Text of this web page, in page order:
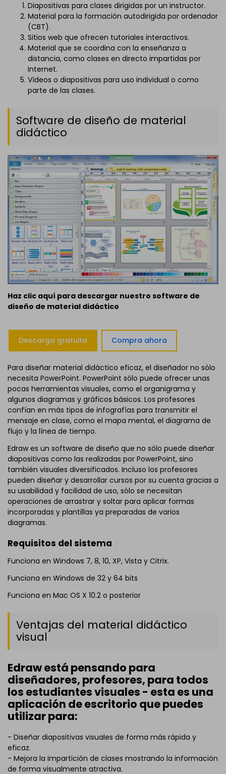
Diapositivas para clases dirigidas por un instructor.
Material para la formación autodirigida por ordenador
(CBT).
Sitios web que ofrecen tutoriales interactivos.
Material que se coordina con la enseñanza a
distancia, como clases en directo impartidas por
Internet.
Vídeos o diapositivas para uso individual o como
parte de las clases.
Software de diseño de material
didáctico
Haz clic aquí para descargar nuestro software de
diseño de material didáctico
Descarga gratuita Compra ahora
Para diseñar material didáctico eficaz, el diseñador no sólo
necesita PowerPoint. PowerPoint sólo puede ofrecer unas
pocas herramientas visuales, como el organigrama y
algunos diagramas y gráficos básicos. Los profesores
confían en más tipos de infografías para transmitir el
mensaje en clase, como el mapa mental, el diagrama de
flujo y la línea de tiempo.
Edraw es un software de diseño que no sólo puede diseñar
diapositivas como las realizadas por PowerPoint, sino
también visuales diversificados. Incluso los profesores
pueden diseñar y desarrollar cursos por su cuenta gracias a
su usabilidad y facilidad de uso, sólo se necesitan
operaciones de arrastrar y soltar para aplicar formas
incorporadas y plantillas ya preparadas de varios
diagramas.
Requisitos del sistema
Funciona en Windows 7, 8, 10, XP, Vista y Citrix.
Funciona en Windows de 32 y 64 bits
Funciona en Mac OS X 10.2 o posterior
Ventajas del material didáctico
visual
Edraw está pensando para
diseñadores, profesores, para todos
los estudiantes visuales - esta es una
aplicación de escritorio que puedes
utilizar para:
- Diseñar diapositivas visuales de forma más rápida y
eficaz.
- Mejora la impartición de clases mostrando la información
de forma visualmente atractiva.